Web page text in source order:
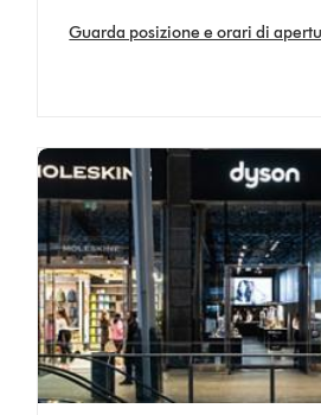
Guarda posizione e orari di